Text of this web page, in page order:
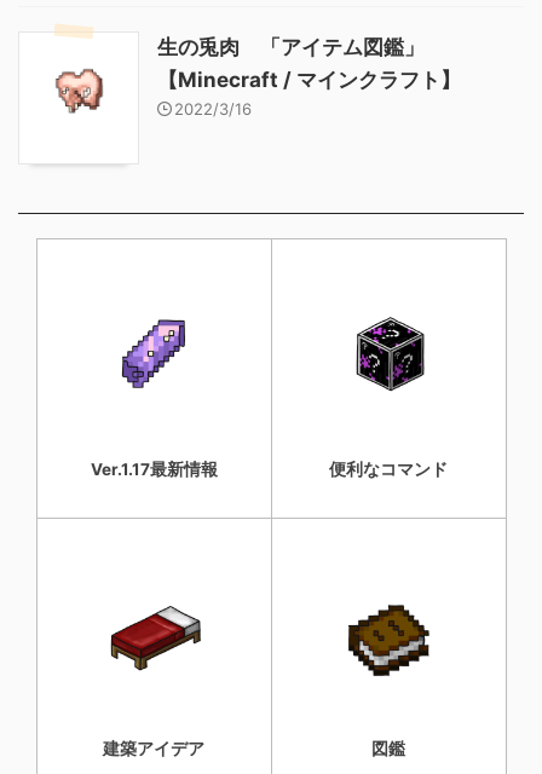
生の兎肉 「アイテム図鑑」
【Minecraft / マインクラフト】
2022/3/16
Ver.1.17最新情報 便利なコマンド
建築アイデア 図鑑